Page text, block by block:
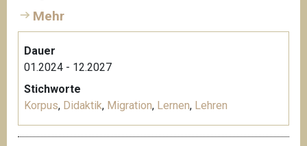
n
Mehr
Dauer
01.2024 - 12.2027
Stichworte
Korpus, Didaktik, Migration, Lernen, Lehren